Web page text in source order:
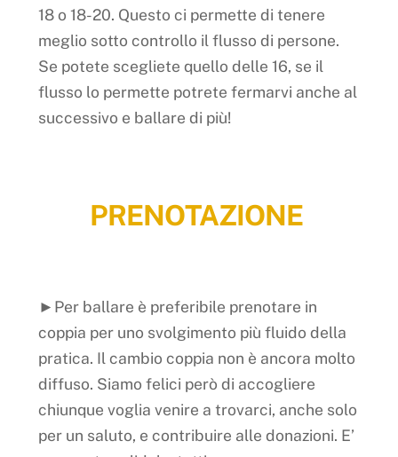
18 o 18-20. Questo ci permette di tenere
meglio sotto controllo il flusso di persone.
Se potete scegliete quello delle 16, se il
flusso lo permette potrete fermarvi anche al
successivo e ballare di più!
PRENOTAZIONE
►Per ballare è preferibile prenotare in
coppia per uno svolgimento più fluido della
pratica. Il cambio coppia non è ancora molto
diffuso. Siamo felici però di accogliere
chiunque voglia venire a trovarci, anche solo
per un saluto, e contribuire alle donazioni. E’